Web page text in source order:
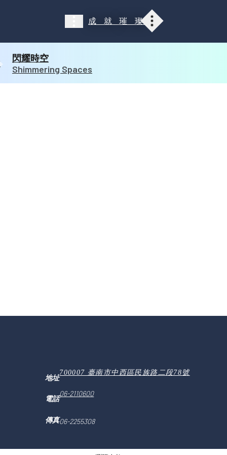
展覽介紹
光點探索
光輝廊道
引航星光
一同璀璨
成就璀璨
展覽介紹
閃耀時空
Shimmering Spaces
地址
700007 臺南市中西區民族路二段78號
電話
06-2110600
傳真06-2255308